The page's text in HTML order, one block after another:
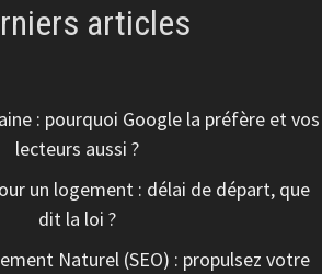
articles
: pourquoi Google la préfère et vos
lecteurs aussi ?
un logement : délai de départ, que
dit la loi ?
Naturel (SEO) : propulsez votre